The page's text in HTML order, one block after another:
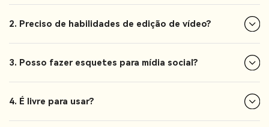
2. Preciso de habilidades de edição de vídeo?
3. Posso fazer esquetes para mídia social?
4. É livre para usar?